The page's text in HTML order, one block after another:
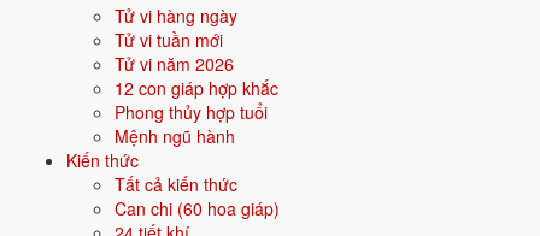
Tử vi hàng ngày
Tử vi tuần mới
Tử vi năm 2026
12 con giáp hợp khắc
Phong thủy hợp tuổi
Mệnh ngũ hành
Kiến thức
Tất cả kiến thức
Can chi (60 hoa giáp)
Tăng trưởng GDP 7%+
🎭 VĂN HOÁ - THẾ HỆ
Gen Alpha lớn lên cùng AI
Năm 2026 người sinh năm 2024 nên tập trung gì?